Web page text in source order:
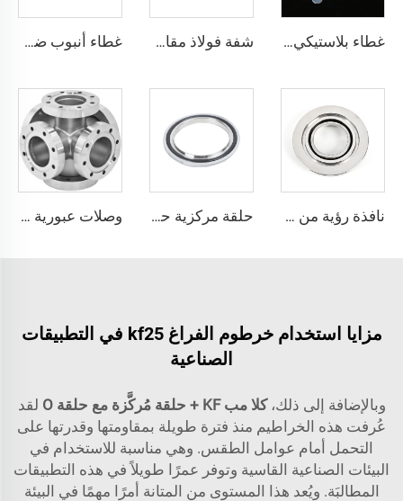
غطاء بلاستيكي أبيض من مادة البولي إيثيلين لشفاه CF، غطاء عازل للغبار في البيئة الفراغية العالية CF16-CF300، عالي الجودة، يستخدم لحماية سطح شفة CF شفة فولاذ مقاوم للصدأ CF بدون ثقوب CF16-CF250 تركيبات فراغ عالي 1/2"-10" SS304 SS316L وصلة أسيبتية بثقوب عابرة/خيط متري/خيط UNC شفة غطاء أنبوب ضغط من الفولاذ المقاوم للصدأ SS316L توصيل معدني QCR حجم 1/8"-1" تلدين لامع/تلميع كهربائي
نافذة رؤية من الفولاذ المقاوم للصدأ SS304/SS316L، زجاج رؤية بشفة سريعة NW/KF، قطع تجهيز لحام فراغية من الفولاذ المقاوم للصدأ KF16/KF25/KF40/KF50 حلقة مركزية حسب المعيار ISO مع حلقة خارجية وختم O-Ring، مقاس ISO63-ISO500، تركيب فراغ من الفولاذ المقاوم للصدأ SS304/SS316L/ألمنيوم، FKM/NBR/EPDM وصلات عبورية CF ذات 6 اتجاهات من الفولاذ المقاوم للصدأ SS304 وSS316L، فتحات عبورية بقطر 3/4"-4"، وصلة عبورية عالية الجودة قابلة للدوران/ثابتة من CF16 إلى CF100 للفراغ العالي
مزايا استخدام خرطوم الفراغ kf25 في التطبيقات
الصناعية
وبالإضافة إلى ذلك،كلا مب KF + حلقة مُركَّزة مع حلقة O
لقد
عُرفت هذه الخراطيم منذ فترة طويلة بمقاومتها وقدرتها على
التحمل أمام عوامل الطقس. وهي مناسبة للاستخدام في
البيئات الصناعية القاسية وتوفر عمرًا طويلاً في هذه التطبيقات
المطالبَة. ويُعد هذا المستوى من المتانة أمرًا مهمًا في البيئة